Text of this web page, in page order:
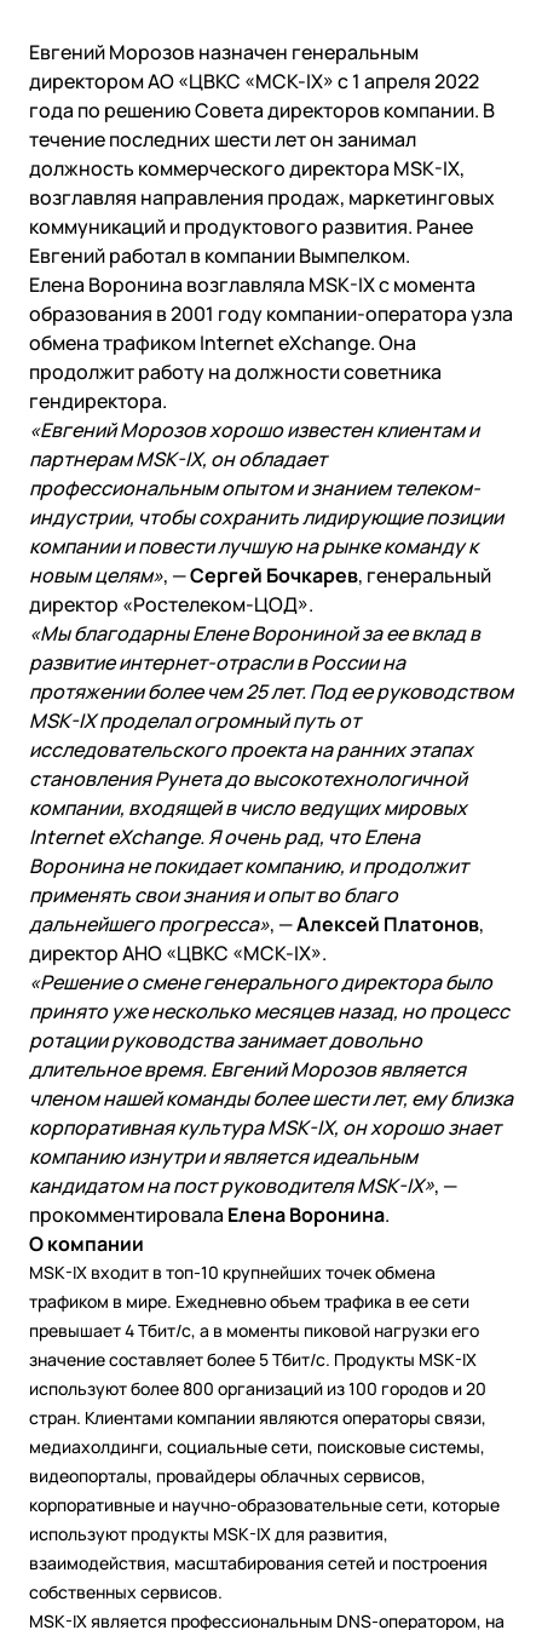
Евгений Морозов назначен генеральным
директором АО «ЦВКС «МСК-IX» с 1 апреля 2022
года по решению Совета директоров компании. В
течение последних шести лет он занимал
должность коммерческого директора MSK-IX,
возглавляя направления продаж, маркетинговых
коммуникаций и продуктового развития. Ранее
Евгений работал в компании Вымпелком.
Елена Воронина возглавляла MSK-IX с момента
образования в 2001 году компании-оператора узла
обмена трафиком Internet eXchange. Она
продолжит работу на должности советника
гендиректора.
«Евгений Морозов хорошо известен клиентам и
партнерам MSK-IX, он обладает
профессиональным опытом и знанием телеком-
индустрии, чтобы сохранить лидирующие позиции
компании и повести лучшую на рынке команду к
новым целям», —Сергей Бочкарев, генеральный
директор «Ростелеком-ЦОД».
«Мы благодарны Елене Ворониной за ее вклад в
развитие интернет-отрасли в России на
протяжении более чем 25 лет. Под ее руководством
MSK-IX проделал огромный путь от
исследовательского проекта на ранних этапах
становления Рунета до высокотехнологичной
компании, входящей в число ведущих мировых
Internet eXchange. Я очень рад, что Елена
Воронина не покидает компанию, и продолжит
применять свои знания и опыт во благо
дальнейшего прогресса», —Алексей Платонов,
директор АНО «ЦВКС «МСК-IX».
«Решение о смене генерального директора было
принято уже несколько месяцев назад, но процесс
ротации руководства занимает довольно
длительное время. Евгений Морозов является
членом нашей команды более шести лет, ему близка
корпоративная культура MSK-IX, он хорошо знает
компанию изнутри и является идеальным
кандидатом на пост руководителя MSK-IX», —
прокомментировала Елена Воронина.
О компании
MSK-IX входит в топ-10 крупнейших точек обмена
трафиком в мире. Ежедневно объем трафика в ее сети
превышает 4 Тбит/с, а в моменты пиковой нагрузки его
значение составляет более 5 Тбит/с. Продукты MSK-IX
используют более 800 организаций из 100 городов и 20
стран. Клиентами компании являются операторы связи,
медиахолдинги, социальные сети, поисковые системы,
видеопорталы, провайдеры облачных сервисов,
корпоративные и научно-образовательные сети, которые
используют продукты MSK-IX для развития,
взаимодействия, масштабирования сетей и построения
собственных сервисов.
MSK-IX является профессиональным DNS-оператором, на